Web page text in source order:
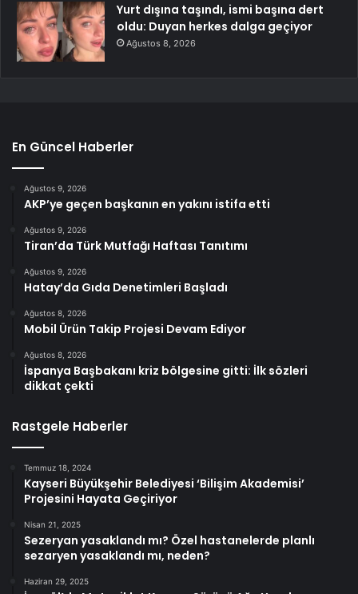
Yurt dışına taşındı, ismi başına dert
oldu: Duyan herkes dalga geçiyor
Ağustos 8, 2026
En Güncel Haberler
Ağustos 9, 2026
AKP’ye geçen başkanın en yakını istifa etti
Ağustos 9, 2026
Tiran’da Türk Mutfağı Haftası Tanıtımı
Ağustos 9, 2026
Hatay’da Gıda Denetimleri Başladı
Ağustos 8, 2026
Mobil Ürün Takip Projesi Devam Ediyor
Ağustos 8, 2026
İspanya Başbakanı kriz bölgesine gitti: İlk sözleri
dikkat çekti
Rastgele Haberler
Temmuz 18, 2024
Kayseri Büyükşehir Belediyesi ‘Bilişim Akademisi’
Projesini Hayata Geçiriyor
Nisan 21, 2025
Sezeryan yasaklandı mı? Özel hastanelerde planlı
sezaryen yasaklandı mı, neden?
Haziran 29, 2025